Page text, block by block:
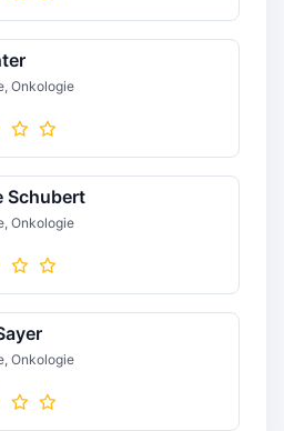
Onkologie
Schubert
Onkologie
Onkologie